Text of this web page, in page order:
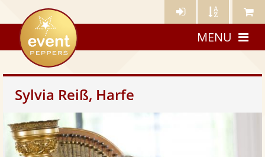
Künstler- Künstler Meine
eventpeppers
MENU
Sylvia Reiß, Harfe